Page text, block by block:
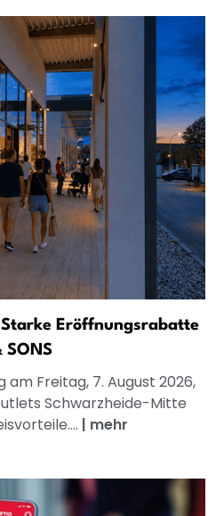
Eröffnungsrabatte
SONS
am Freitag, 7. August 2026,
Schwarzheide-Mitte
| mehr